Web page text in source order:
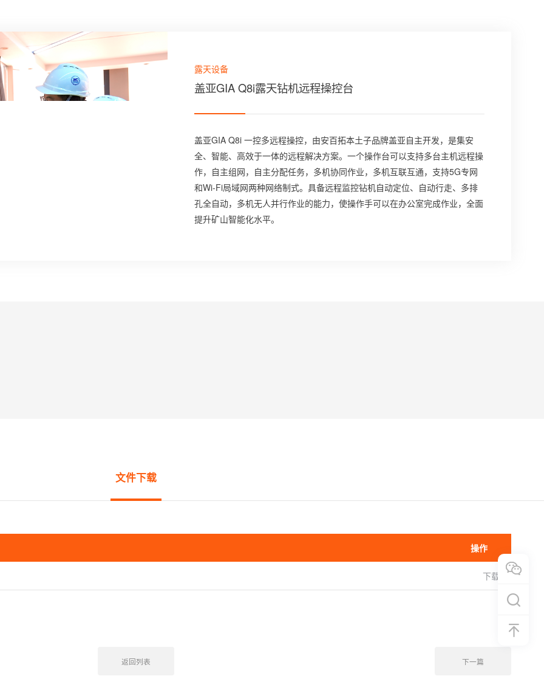
露天设备
盖亚GIA Q8i露天钻机远程操控台
盖亚GIA Q8i 一控多远程操控，由安百拓本土子品牌盖亚自主开发，是集安
全、智能、高效于一体的远程解决方案。一个操作台可以支持多台主机远程操
作，自主组网，自主分配任务，多机协同作业，多机互联互通，支持5G专网
和Wi-Fi局域网两种网络制式。具备远程监控钻机自动定位、自动行走、多排
孔全自动，多机无人并行作业的能力，使操作手可以在办公室完成作业，全面
提升矿山智能化水平。
文件下载
操作
下载
返回列表 下一篇